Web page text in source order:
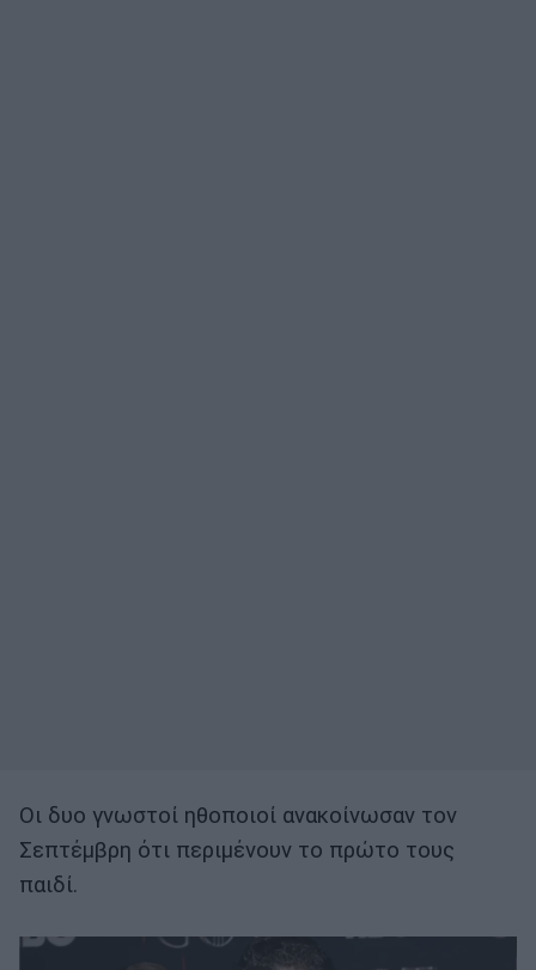
Oι δυο γνωστοί ηθοποιοί ανακοίνωσαν τον
Σεπτέμβρη ότι περιμένουν το πρώτο τους
παιδί.